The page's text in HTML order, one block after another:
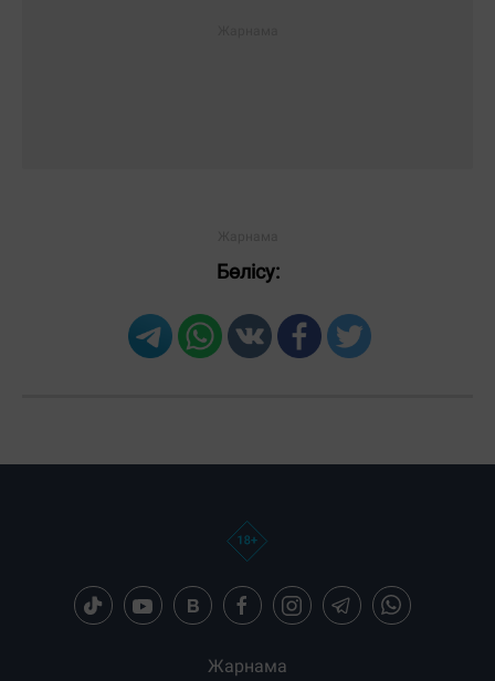
Бөлісу:
Жарнама